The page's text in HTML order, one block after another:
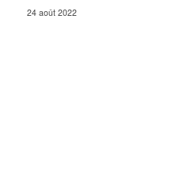
24 août 2022